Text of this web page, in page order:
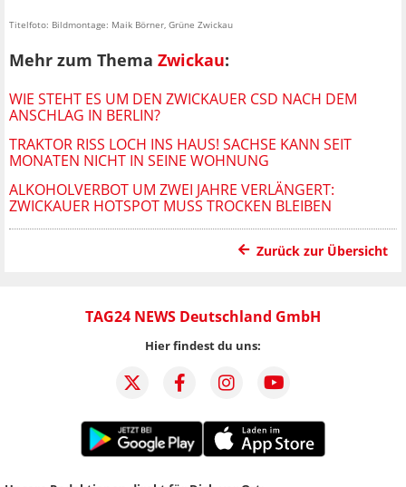
Titelfoto: Bildmontage: Maik Börner, Grüne Zwickau
Mehr zum Thema Zwickau:
WIE STEHT ES UM DEN ZWICKAUER CSD NACH DEM
ANSCHLAG IN BERLIN?
TRAKTOR RISS LOCH INS HAUS! SACHSE KANN SEIT
MONATEN NICHT IN SEINE WOHNUNG
ALKOHOLVERBOT UM ZWEI JAHRE VERLÄNGERT:
ZWICKAUER HOTSPOT MUSS TROCKEN BLEIBEN
Zurück zur Übersicht
TAG24 NEWS Deutschland GmbH
Hier findest du uns: